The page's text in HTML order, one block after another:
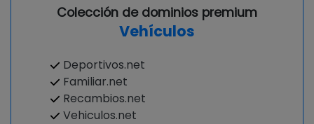
Colección de dominios premium
Vehículos
Deportivos.net
Familiar.net
Recambios.net
Vehiculos.net